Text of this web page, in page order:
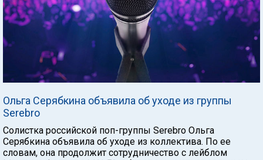
Ольга Серябкина объявила об уходе из группы
Serebro
Солистка российской поп-группы Serebro Ольга
Серябкина объявила об уходе из коллектива. По ее
словам, она продолжит сотрудничество с лейблом